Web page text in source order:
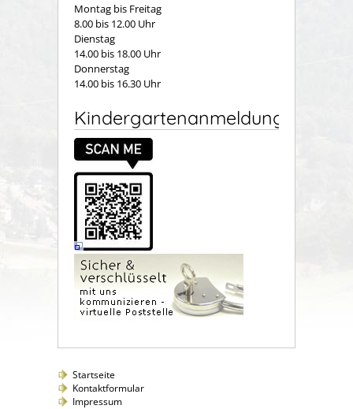
Montag bis Freitag
8.00 bis 12.00 Uhr
Dienstag
14.00 bis 18.00 Uhr
Donnerstag
14.00 bis 16.30 Uhr
Kindergartenanmeldung
Startseite
Kontaktformular
Impressum